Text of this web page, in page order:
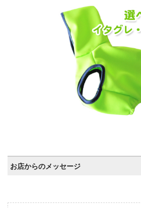
お店からのメッセージ